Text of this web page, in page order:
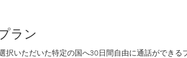
ラン
択いただいた特定の国へ30日間自由に通話ができ